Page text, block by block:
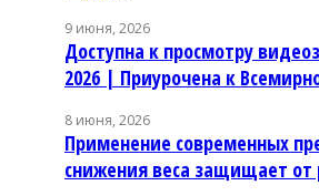
9 июня, 2026
Доступна к просмотру
2026 | Приурочена к
8 июня, 2026
Применение современных
снижения веса защищает от